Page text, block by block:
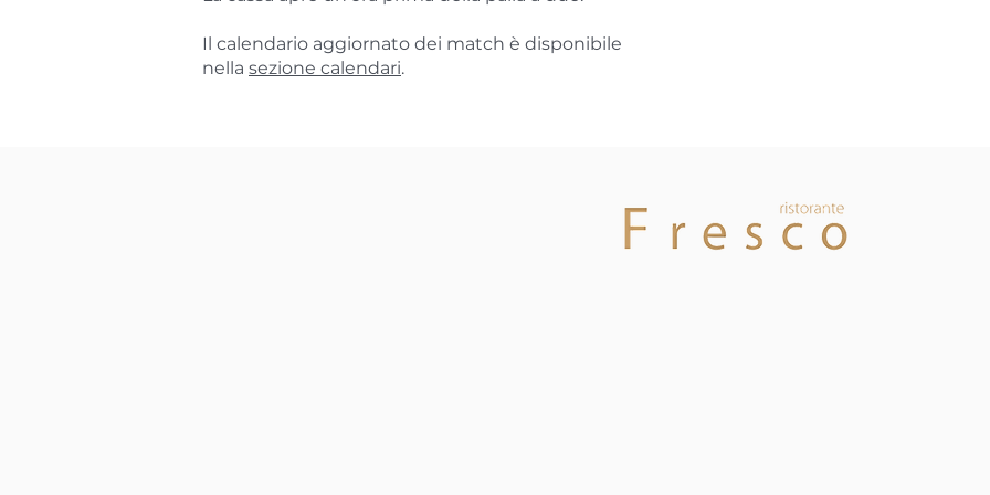
Il calendario aggiornato dei match è disponibile
nella sezione calendari.